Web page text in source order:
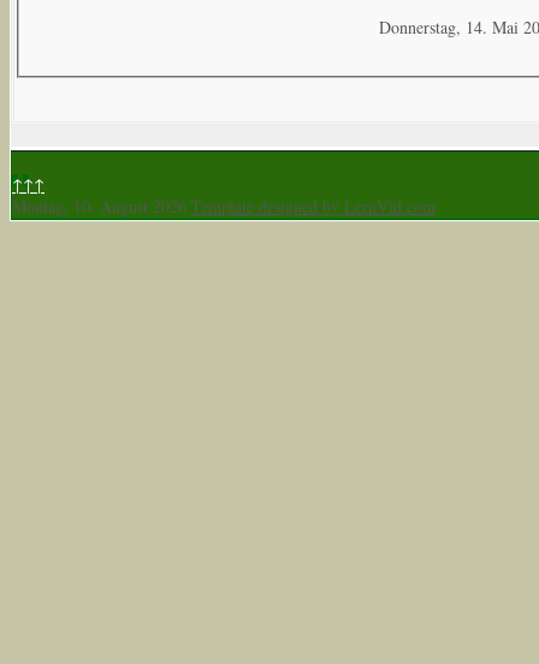
Donnerstag, 14. Mai
↑↑↑
Montag, 10. August 2026 Template designed by LernVid.com